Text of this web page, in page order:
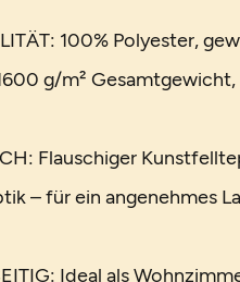
100% Polyester,
g/m²
Flauschiger
– für ein angenehmes
Ideal als